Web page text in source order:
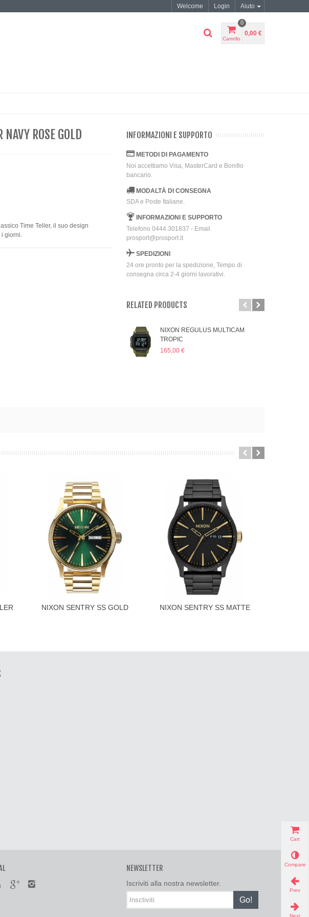
Aiuto
Welcome Login
Carrello
0
0,00 €
ROSE GOLD
Time Teller, il suo design
i giorni.
INFORMAZIONI E SUPPORTO
METODI DI PAGAMENTO
Noi accettiamo Visa, MasterCard e Bonifio
bancario.
MODALTÀ DI CONSEGNA
SDA e Poste Italiane.
INFORMAZIONI E SUPPORTO
Telefono 0444.301837 - Email
prosport@prosport.it
SPEDIZIONI
24 ore pronto per la spedizione, Tempo di
consegna circa 2-4 giorni lavorativi.
RELATED PRODUCTS
NIXON REGULUS MULTICAM
TROPIC
165,00 €
Aggiungi al carrello
NIXON SENTRY SS GOLD
NIXON SENTRY SS MATTE
NEWSLETTER
Iscriviti alla nostra newsletter.
Go!
Cart
Compare
Prev
Next